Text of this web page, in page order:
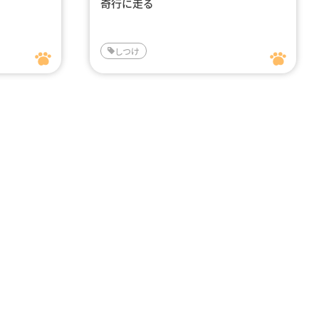
奇行に走る
しつけ